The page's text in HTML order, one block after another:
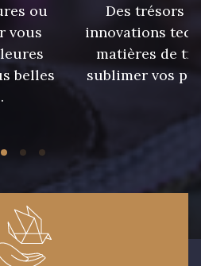
229 - Vert Golf
331 - Violet
ou
vous
belles
Des trésors
innovations
matières de
sublimer vos